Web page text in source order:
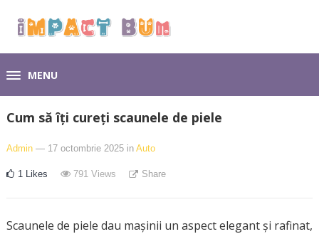
MENU
Cum să îți cureți scaunele de piele
Admin — 17 octombrie 2025 in Auto
1 Likes 791Views Share
Scaunele de piele dau mașinii un aspect elegant și rafinat,